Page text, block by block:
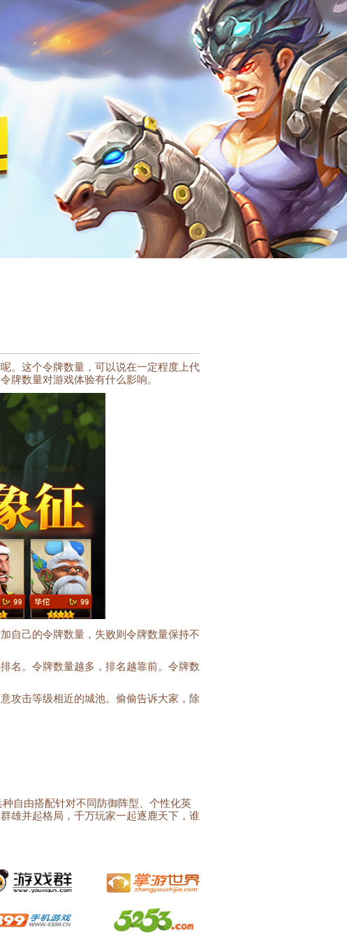
。这个令牌数量，可以说在一定程度上代
牌数量对游戏体验有什么影响。
自己的令牌数量，失败则令牌数量保持不
名。令牌数量越多，排名越靠前。令牌数
攻击等级相近的城池。偷偷告诉大家，除
自由搭配针对不同防御阵型、个性化英
雄并起格局，千万玩家一起逐鹿天下，谁